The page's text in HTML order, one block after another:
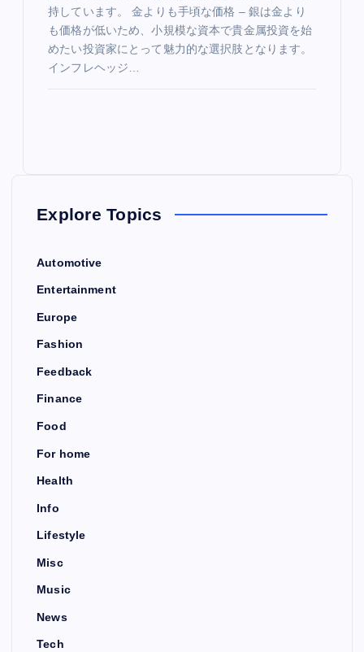
持しています。 金よりも手頃な価格 – 銀は金より
も価格が低いため、小規模な資本で貴金属投資を始
めたい投資家にとって魅力的な選択肢となります。
インフレヘッジ…
Explore Topics
Automotive
Entertainment
Europe
Fashion
Feedback
Finance
Food
For home
Health
Info
Lifestyle
Misc
Music
News
Tech